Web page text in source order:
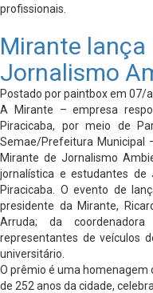
profissionais.
Mirante lança
Jornalismo
Postado por paintbox em 07/
A Mirante – empresa
Piracicaba, por meio de
Semae/Prefeitura Municipal
Mirante de Jornalismo
jornalística e estudantes
Piracicaba. O evento de
presidente da Mirante,
Arruda; da
representantes de veículos
universitário.
O prêmio é uma homenagem
de 252 anos da cidade,